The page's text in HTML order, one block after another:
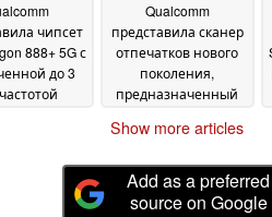
чипсет
888+ 5G с
до 3
Qualcomm
представила сканер
отпечатков нового
поколения,
предназначенный
смартфонов и
2021
Show more articles
Add as a preferred
source on Google